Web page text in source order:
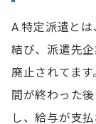
A.特定派遣と
結び、派遣先
廃止されてま
間が終わった
し、給与が支